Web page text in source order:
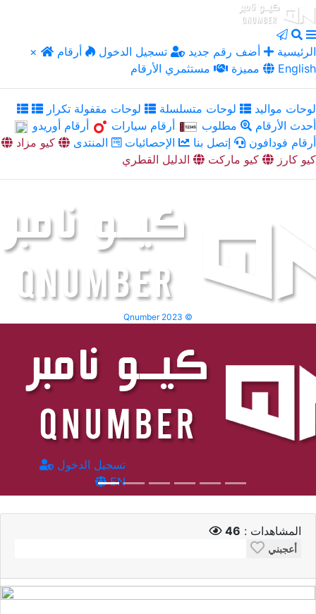
× الرئيسية أضف رقم جديد تسجيل الدخول
أرقام
مميزة
مستثمري الأرقام English
لوحات مواليد لوحات متسلسلة
لوحات مقفولة تكرار
أحدث الأرقام
مطلوب أرقام سيارات
أرقام أوريدو
أرقام فودافون
إتصل بنا الإحصائيات المنتدى
كيو مزاد
كيو كارز
كيو ماركت الدليل القطري
Qnumber 2023 ©
تسجيل الدخول
EN
المشاهدات : 46
أعجبني